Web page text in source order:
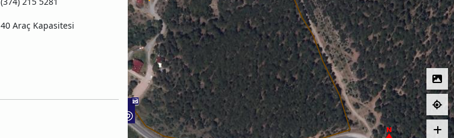
40 Araç Kapasitesi